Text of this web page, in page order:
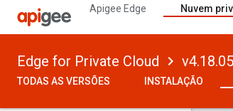
Apigee Edge Nuvem
Edge for Private Cloud v4.18.05
TODAS AS VERSÕES INSTALAÇÃO
VERSÃO 4.18.05
Sobre planetas, regiões, pods,
organizações, ambientes e hosts virtuais
sh